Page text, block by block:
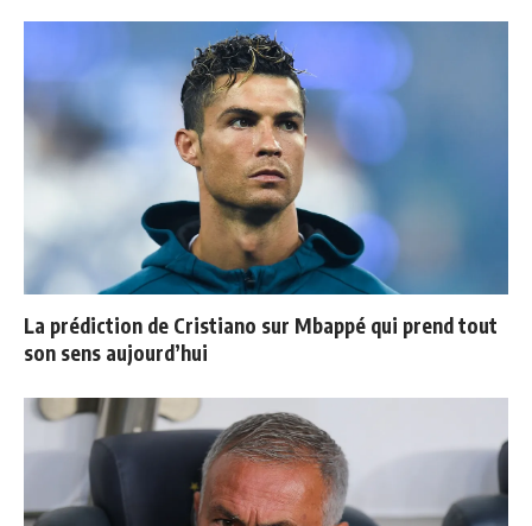
La prédiction de Cristiano sur Mbappé qui prend tout
son sens aujourd’hui